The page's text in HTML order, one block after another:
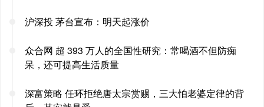
沪深投 茅台宣布：明天起涨价
众合网 超 393 万人的全国性研究：常喝酒不但防痴
呆，还可提高生活质量
深富策略 任环拒绝唐太宗赏赐，三大怕老婆定律的背